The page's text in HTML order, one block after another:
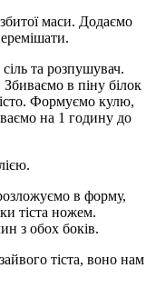
маси. Додаємо
та розпушувач.
в піну білок
Формуємо кулю,
на 1 годину до
в форму,
тіста ножем.
з обох боків.
тіста, воно нам